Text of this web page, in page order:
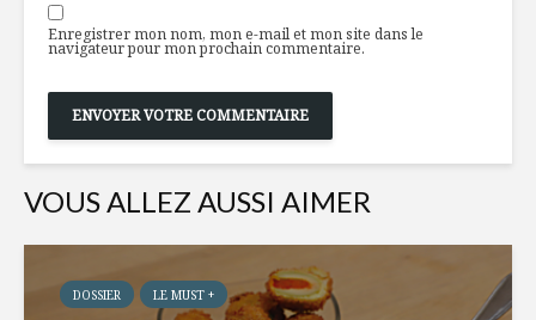
Enregistrer mon nom, mon e-mail et mon site dans le
navigateur pour mon prochain commentaire.
VOUS ALLEZ AUSSI AIMER
DOSSIER LE MUST +